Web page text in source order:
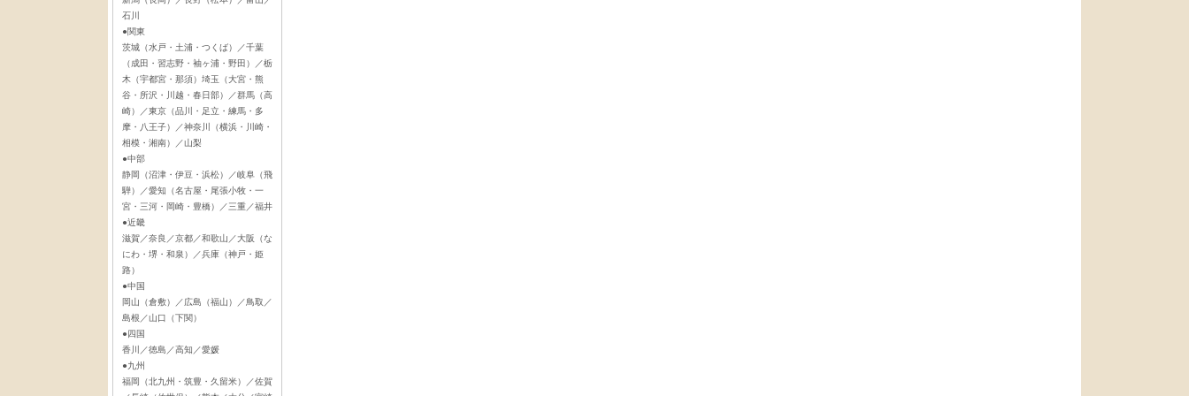
石川
●関東
茨城（水戸・土浦・つくば）／千葉
（成田・習志野・袖ヶ浦・野田）／栃
木（宇都宮・那須）埼玉（大宮・熊
谷・所沢・川越・春日部）／群馬（高
崎）／東京（品川・足立・練馬・多
摩・八王子）／神奈川（横浜・川崎・
相模・湘南）／山梨
●中部
静岡（沼津・伊豆・浜松）／岐阜（飛
騨）／愛知（名古屋・尾張小牧・一
宮・三河・岡崎・豊橋）／三重／福井
●近畿
滋賀／奈良／京都／和歌山／大阪（な
にわ・堺・和泉）／兵庫（神戸・姫
路）
●中国
岡山（倉敷）／広島（福山）／鳥取／
島根／山口（下関）
●四国
香川／徳島／高知／愛媛
●九州
福岡（北九州・筑豊・久留米）／佐賀